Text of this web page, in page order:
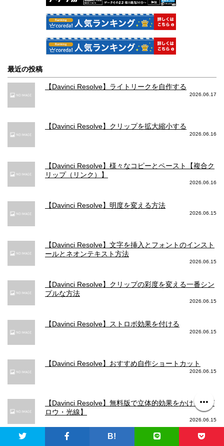
最近の投稿
【Davinci Resolve】ライトリークを自作する
2026.06.17
【Davinci Resolve】クリップを拡大縮小する
2026.06.16
【Davinci Resolve】様々なコピーとペースト【複合ク
リップ（リンク）】
2026.06.16
【Davinci Resolve】明度を変える方法
2026.06.15
【Davinci Resolve】文字を挿入とフォントのインスト
ールとネオンテキスト方法
2026.06.15
【Davinci Resolve】クリップの彩度を変える一番シン
プルな方法
2026.06.15
【Davinci Resolve】ストロボ効果を付ける
2026.06.15
【Davinci Resolve】おすすめ自作ショートカット
2026.06.15
【Davinci Resolve】無料版で立体的効果をかける【グ
ロウ・光線】
2026.06.15
【Davinci Resolve】大きい画面で確認する
B!